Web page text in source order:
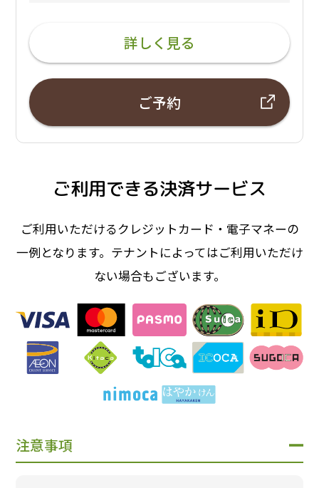
詳しく見る
ご予約
ご利用できる決済サービス
ご利用いただけるクレジットカード・電子マネーの
一例となります。テナントによってはご利用いただけ
ない場合もございます。
注意事項